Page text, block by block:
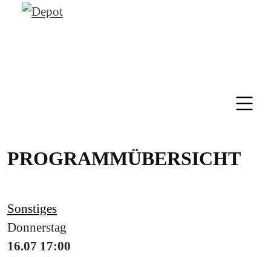
PROGRAMMÜBERSICHT
Sonstiges
Donnerstag
16.07 17:00